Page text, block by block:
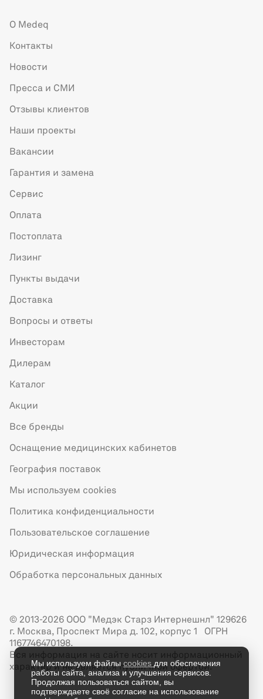
О Medeq
Контакты
Новости
Пресса и СМИ
Отзывы клиентов
Наши проекты
Вакансии
Гарантия и замена
Сервис
Оплата
Постоплата
Лизинг
Пункты выдачи
Доставка
Вопросы и ответы
Инвесторам
Дилерам
Каталог
Акции
Все бренды
Оснащение медицинских кабинетов
География поставок
Мы используем cookies
Политика конфиденциальности
Пользовательское соглашение
Юридическая информация
Обработка персональных данных
© 2013-2026 ООО "Медэк Старз Интернешнл" 129626
г. Москва, Проспект Мира д. 102, корпус 1 ОГРН
1167746470198.
Вся информация на сайте носит информационный
характер и не является публичной офертой.
Мы используем файлыcookies для обеспечения
работы сайта, анализа и улучшения сервисов.
Продолжая пользоваться сайтом, вы
подтверждаете своё согласие на использование